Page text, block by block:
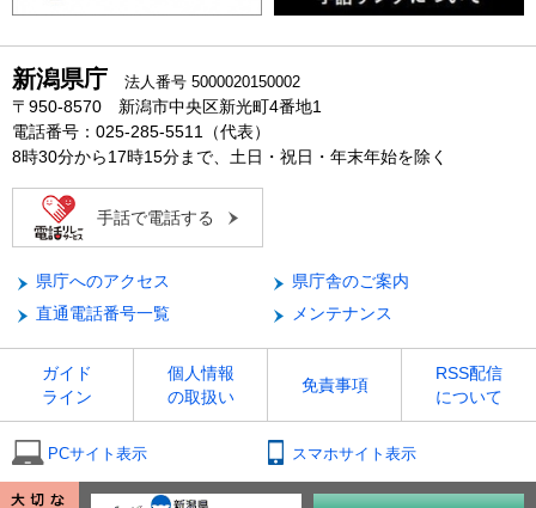
新潟県庁 法人番号 5000020150002
〒950-8570 新潟市中央区新光町4番地1
電話番号：025-285-5511（代表）
8時30分から17時15分まで、土日・祝日・年末年始を除く
手話で電話する
県庁へのアクセス
県庁舎のご案内
直通電話番号一覧
メンテナンス
ガイド
ライン
個人情報
の取扱い
免責事項
RSS配信
について
PCサイト表示 スマホサイト表示